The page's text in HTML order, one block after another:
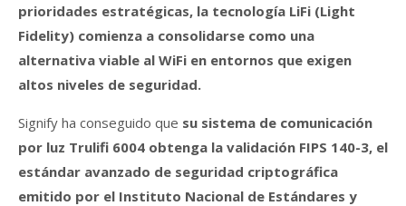
prioridades estratégicas, la tecnología LiFi (Light
Fidelity) comienza a consolidarse como una
alternativa viable al WiFi en entornos que exigen
altos niveles de seguridad.
Signify ha conseguido que su sistema de comunicación
por luz Trulifi 6004 obtenga la validación FIPS 140-3, el
estándar avanzado de seguridad criptográfica
emitido por el Instituto Nacional de Estándares y